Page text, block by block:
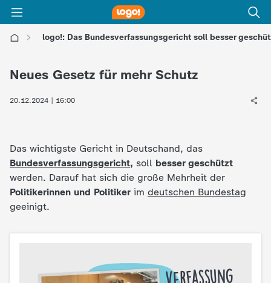
logo!: Das Bundesverfassungsgericht soll besser
o
o
d
Neues Gesetz für mehr Schutz
20.12.2024 | 16:00
Das wichtigste Gericht in Deutschand, das
Bundesverfassungsgericht, soll besser geschützt
werden. Darauf hat sich die große Mehrheit der
Politikerinnen und Politiker im deutschen Bundestag
geeinigt.